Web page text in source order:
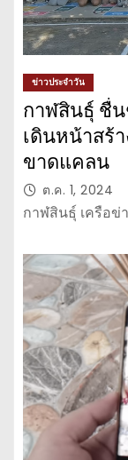
ข่าวประจำวัน
กาฬสินธุ์ ชื่น
เดินหน้าสร้
ขาดแคลน
ต.ค. 1, 2024
กาฬสินธุ์ เครือข่